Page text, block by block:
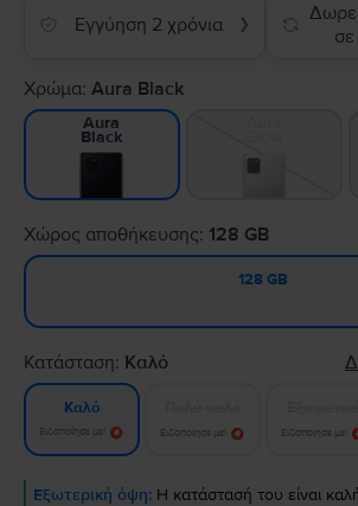
Εγγύηση 2 χρόνια ❯
Χρώμα: Aura Black
Aura
Black
Χώρος αποθήκευσης: 128 GB
128 GB
Κατάσταση: Καλό
Καλό
Ειδοποίησε με! Ειδοποίησε με! Ειδοποίησε με!
Εξωτερική όψη: Η κατάστασή του είναι